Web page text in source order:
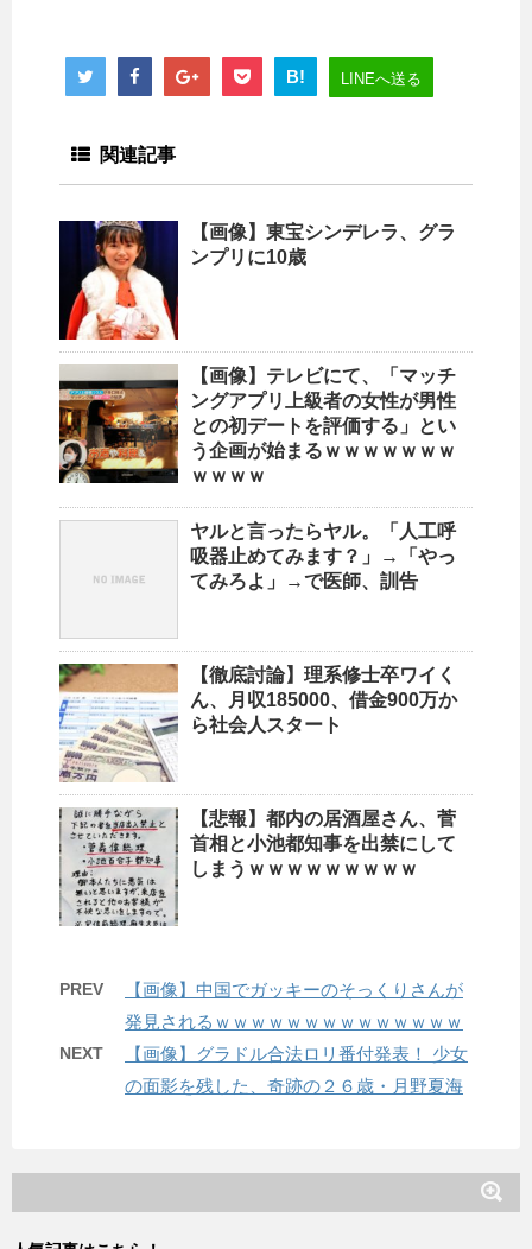
B! LINEへ送る
関連記事
【画像】東宝シンデレラ、グラ
ンプリに10歳
【画像】テレビにて、「マッチ
ングアプリ上級者の女性が男性
との初デートを評価する」とい
う企画が始まるｗｗｗｗｗｗｗ
ｗｗｗｗ
ヤルと言ったらヤル。「人工呼
吸器止めてみます？」→「やっ
てみろよ」→で医師、訓告
【徹底討論】理系修士卒ワイく
ん、月収185000、借金900万か
ら社会人スタート
【悲報】都内の居酒屋さん、菅
首相と小池都知事を出禁にして
しまうｗｗｗｗｗｗｗｗｗ
PREV
【画像】中国でガッキーのそっくりさんが
発見されるｗｗｗｗｗｗｗｗｗｗｗｗｗｗ
NEXT
【画像】グラドル合法ロリ番付発表！ 少女
の面影を残した、奇跡の２６歳・月野夏海